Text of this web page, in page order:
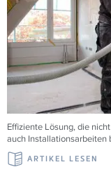
Effiziente Lösung, die
auch Installationsarbeiten
ARTIKEL LESEN